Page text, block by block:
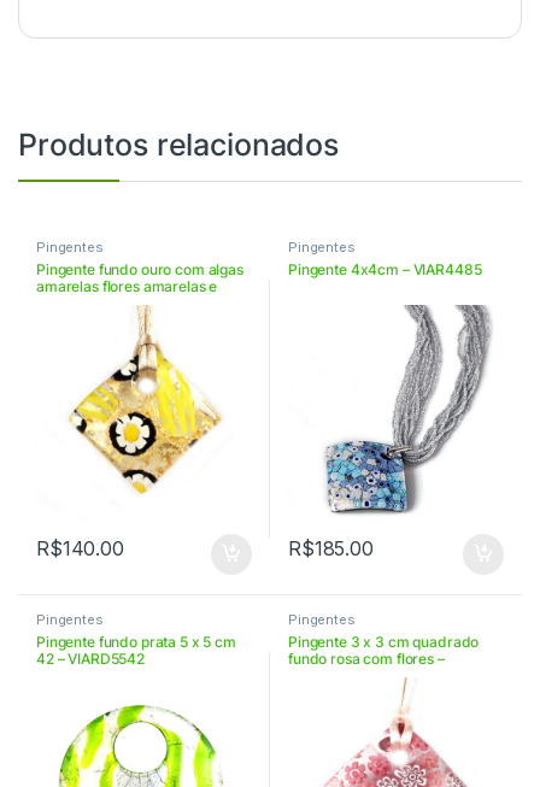
Produtos relacionados
Pingentes
Pingente fundo ouro com algas
amarelas flores amarelas e
pretas – VIOR3359
R$140.00
Pingentes
Pingente 4x4cm – VIAR4485
R$185.00
Pingentes
Pingente fundo prata 5 x 5 cm
42 – VIARD5542
Pingentes
Pingente 3 x 3 cm quadrado
fundo rosa com flores –